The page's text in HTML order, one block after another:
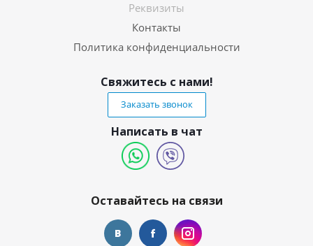
Реквизиты
Контакты
Политика конфиденциальности
Свяжитесь с нами!
Заказать звонок
Написать в чат
Оставайтесь на связи